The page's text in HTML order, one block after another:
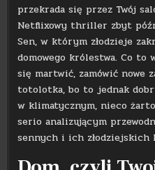
przekrada się przez Twój
Netflixowy thriller zbyt
Sen, w którym złodzieje
domowego królestwa. Co to
się martwić, zamówić nowe
totolotka, bo to jednak
w klimatycznym, nieco
serio analizującym
sennych i ich złodziejskich